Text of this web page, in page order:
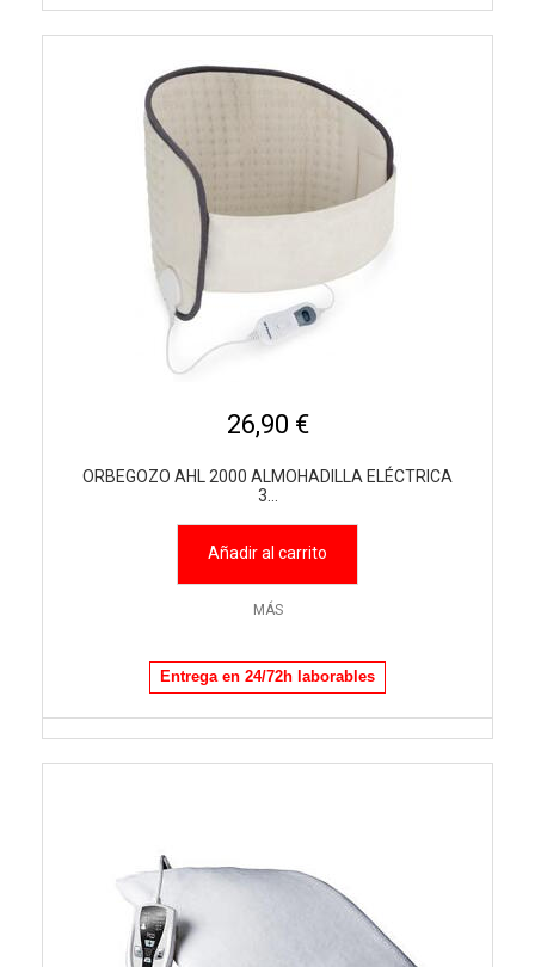
26,90 €
ORBEGOZO AHL 2000 ALMOHADILLA ELÉCTRICA
3...
Añadir al carrito
MÁS
Entrega en 24/72h laborables